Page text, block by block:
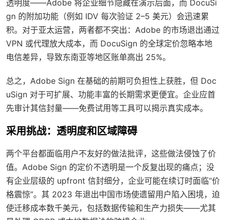
透明度——Adobe 将企业细节隐藏在演示后面，而 DocuSi
gn 的附加功能（例如 IDV 每次验证 2–5 美元）会迅速累
积。对于亚太运营，两者都不突出：Adobe 的市场退出通过
VPN 或代理放大成本，而 DocuSign 的全球定价忽略本地
电信差异，导致东南亚等地区账单高出 25%。
总之，Adobe Sign 在基础的前期可负担性上获胜，但 Doc
uSign 对于可扩展、功能丰富的长期需求更便宜。企业应首
先审计其信封量——免费试用等工具可以揭示真实成本。
采用挑战：透明度和区域障碍
两个平台都面临用户不友好的做法批评，这些做法侵蚀了价
值。Adobe Sign 的定价不透明是一个反复出现的痛点；没
有企业层级的 upfront 信封细分，企业可能在续订时面临“价
格震惊”。其 2023 年退出中国市场使遗留用户陷入困境，迫
使迁移成本数千美元，包括数据传输和生产力损失——尤其